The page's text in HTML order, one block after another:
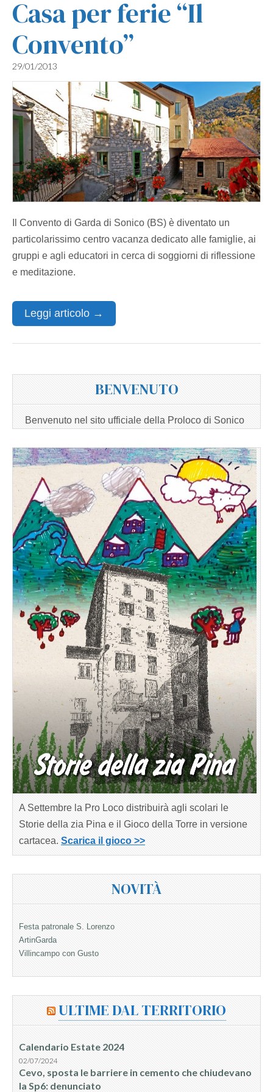
Casa per ferie “Il
Convento”
29/01/2013
Il Convento di Garda di Sonico (BS) è diventato un
particolarissimo centro vacanza dedicato alle famiglie, ai
gruppi e agli educatori in cerca di soggiorni di riflessione
e meditazione.
Leggi articolo →
BENVENUTO
Benvenuto nel sito ufficiale della Proloco di Sonico
A Settembre la Pro Loco distribuirà agli scolari le
Storie della zia Pina e il Gioco della Torre in versione
cartacea. Scarica il gioco >>
NOVITÀ
Festa patronale S. Lorenzo
ArtinGarda
Villincampo con Gusto
ULTIME DAL TERRITORIO
Calendario Estate 2024
02/07/2024
Cevo, sposta le barriere in cemento che chiudevano
la Sp6: denunciato